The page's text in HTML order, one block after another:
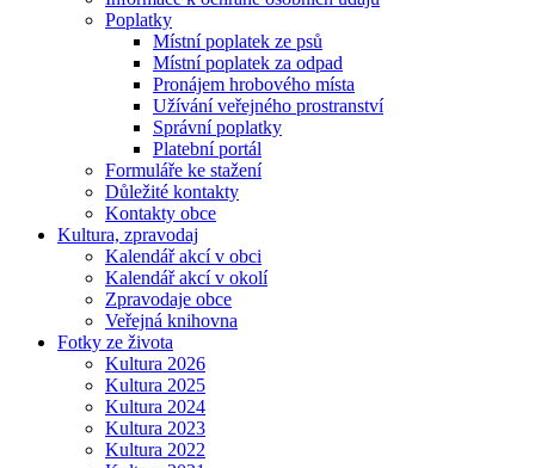
Poplatky
Místní poplatek ze psů
Místní poplatek za odpad
Pronájem hrobového místa
Užívání veřejného prostranství
Správní poplatky
Platební portál
Formuláře ke stažení
Důležité kontakty
Kontakty obce
Kultura, zpravodaj
Kalendář akcí v obci
Kalendář akcí v okolí
Zpravodaje obce
Veřejná knihovna
Fotky ze života
Kultura 2026
Kultura 2025
Kultura 2024
Kultura 2023
Kultura 2022